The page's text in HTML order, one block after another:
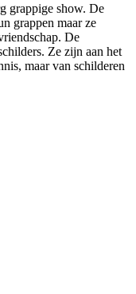
grappige show. De
grappen maar ze
De
Ze zijn aan het
maar van schilderen